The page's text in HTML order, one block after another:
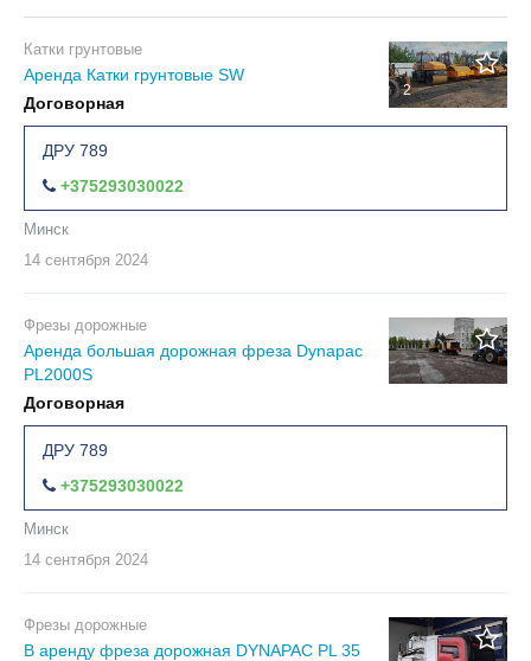
2
Катки грунтовые
Аренда Катки грунтовые SW
Договорная
ДРУ 789
+375293030022
Минск
14 сентября 2024
Фрезы дорожные
Аренда большая дорожная фреза Dynapac
PL2000S
Договорная
ДРУ 789
+375293030022
Минск
14 сентября 2024
Фрезы дорожные
В аренду фреза дорожная DYNAPAC РL 35